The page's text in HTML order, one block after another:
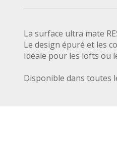
La surface ultra mate
Le design épuré et les
Idéale pour les lofts ou
Disponible dans toutes